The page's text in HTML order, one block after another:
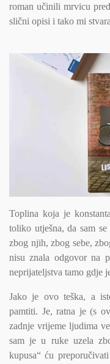
roman učinili mrvicu
slični opisi i tako mi
Toplina koja je
toliko utješna, da sam
zbog njih, zbog sebe,
nisu znala odgovor na
neprijateljstva tamo gdje
Jako je ovo teška, a
pamtiti. Je, ratna je (s
zadnje vrijeme ljudima
sam je u ruke uzela
kupusa“ ću